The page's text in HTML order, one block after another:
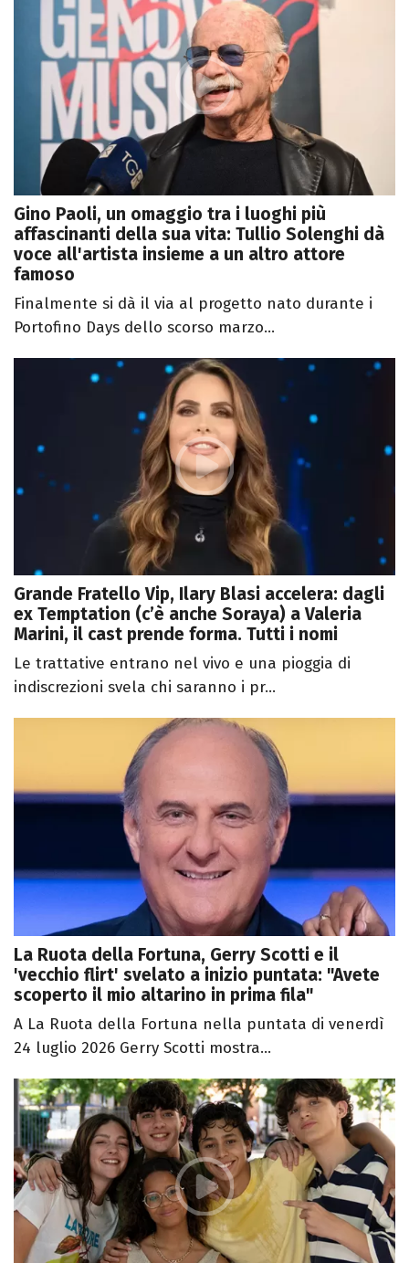
Gino Paoli, un omaggio tra i luoghi più
affascinanti della sua vita: Tullio Solenghi dà
voce all'artista insieme a un altro attore
famoso
Finalmente si dà il via al progetto nato durante i
Portofino Days dello scorso marzo...
Grande Fratello Vip, Ilary Blasi accelera: dagli
ex Temptation (c’è anche Soraya) a Valeria
Marini, il cast prende forma. Tutti i nomi
Le trattative entrano nel vivo e una pioggia di
indiscrezioni svela chi saranno i pr...
La Ruota della Fortuna, Gerry Scotti e il
'vecchio flirt' svelato a inizio puntata: "Avete
scoperto il mio altarino in prima fila"
A La Ruota della Fortuna nella puntata di venerdì
24 luglio 2026 Gerry Scotti mostra...